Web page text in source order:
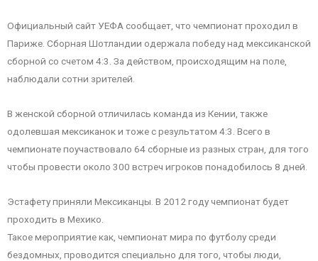
Официальный сайт УЕФА сообщает, что чемпионат проходил в
Париже. Сборная Шотландии одержала победу над мексиканской
сборной со счетом 4:3. За действом, происходящим на поле,
наблюдали сотни зрителей.
В женской сборной отличилась команда из Кении, также
одолевшая мексиканок и тоже с результатом 4:3. Всего в
чемпионате поучаствовало 64 сборные из разных стран, для того
чтобы провести около 300 встреч игроков понадобилось 8 дней.
Эстафету приняли Мексиканцы. В 2012 году чемпионат будет
проходить в Мехико.
Такое мероприятие как, чемпионат мира по футболу среди
бездомных, проводится специально для того, чтобы люди,